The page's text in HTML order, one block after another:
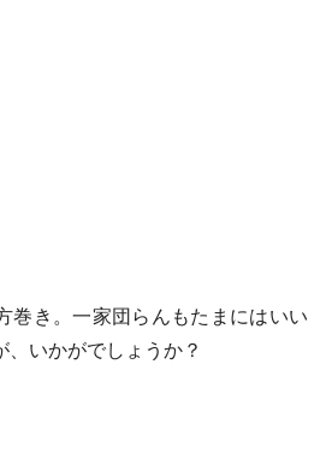
巻き。一家団らんもたまにはいい
、いかがでしょうか？